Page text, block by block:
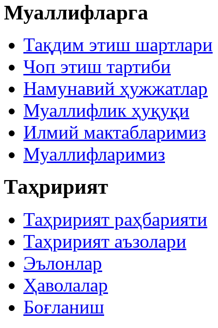
Муаллифларга
Тақдим этиш шартлари
Чоп этиш тартиби
Намунавий ҳужжатлар
Муаллифлик ҳуқуқи
Илмий мактабларимиз
Муаллифларимиз
Таҳририят
Таҳририят раҳбарияти
Таҳририят аъзолари
Эълонлар
Ҳаволалар
Боғланиш